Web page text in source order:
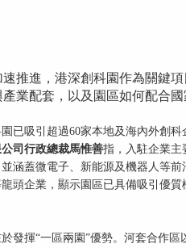
推進，港深創科園作為關鍵
業配套，以及園區如何配合國
已吸引超過60家本地及海內外創
司行政總裁馬惟善指，入駐企業主
涵蓋微電子、新能源及機器人等
頭企業，顯示園區已具備吸引優質
發揮“一區兩園”優勢。河套合作